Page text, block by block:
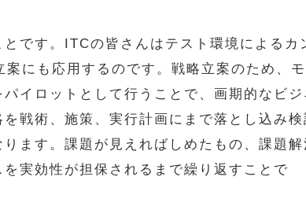
です。ITCの皆さんはテスト環境によるカ
にも応用するのです。戦略立案のため、
イロットとして行うことで、画期的なビジ
戦術、施策、実行計画にまで落とし込み
ます。課題が見えればしめたもの、課題
実効性が担保されるまで繰り返すことで